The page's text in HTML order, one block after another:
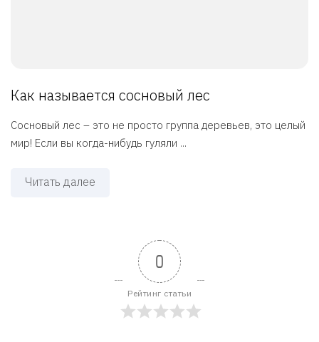
Как называется сосновый лес
Сосновый лес – это не просто группа деревьев, это целый
мир! Если вы когда-нибудь гуляли ...
Читать далее
0
Рейтинг статьи